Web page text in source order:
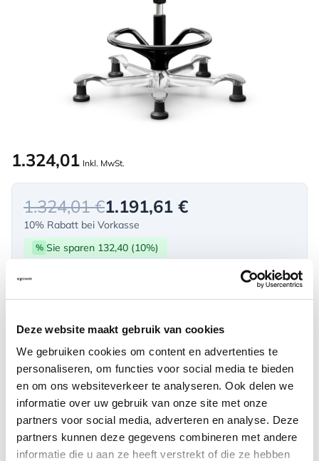
Deze website maakt gebruik van cookies
We gebruiken cookies om content en advertenties te
personaliseren, om functies voor social media te bieden
en om ons websiteverkeer te analyseren. Ook delen we
informatie over uw gebruik van onze site met onze
partners voor social media, adverteren en analyse. Deze
partners kunnen deze gegevens combineren met andere
informatie die u aan ze heeft verstrekt of die ze hebben
1.324,01 Inkl. MwSt.
1.324,01 €1.191,61 €
10% Rabatt bei Vorkasse
% Sie sparen 132,40 (10%)
Verfügbar
Lieferzeit: 3-6 Wochen
Anzahl:
In den Warenkorb